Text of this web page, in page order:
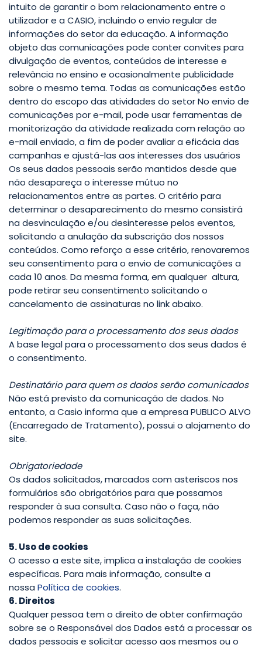
intuito de garantir o bom relacionamento entre o
utilizador e a CASIO, incluindo o envio regular de
informações do setor da educação. A informação
objeto das comunicações pode conter convites para
divulgação de eventos, conteúdos de interesse e
relevância no ensino e ocasionalmente publicidade
sobre o mesmo tema. Todas as comunicações estão
dentro do escopo das atividades do setor No envio de
comunicações por e-mail, pode usar ferramentas de
monitorização da atividade realizada com relação ao
e-mail enviado, a fim de poder avaliar a eficácia das
campanhas e ajustá-las aos interesses dos usuários
Os seus dados pessoais serão mantidos desde que
não desapareça o interesse mútuo no
relacionamentos entre as partes. O critério para
determinar o desaparecimento do mesmo consistirá
na desvinculação e/ou desinteresse pelos eventos,
solicitando a anulação da subscrição dos nossos
conteúdos. Como reforço a esse critério, renovaremos
seu consentimento para o envio de comunicações a
cada 10 anos. Da mesma forma, em qualquer altura,
pode retirar seu consentimento solicitando o
cancelamento de assinaturas no link abaixo.
Legitimação para o processamento dos seus dados
A base legal para o processamento dos seus dados é
o consentimento.
Destinatário para quem os dados serão comunicados
Não está previsto da comunicação de dados. No
entanto, a Casio informa que a empresa PUBLICO ALVO
(Encarregado de Tratamento), possui o alojamento do
site.
Obrigatoriedade
Os dados solicitados, marcados com asteriscos nos
formulários são obrigatórios para que possamos
responder à sua consulta. Caso não o faça, não
podemos responder as suas solicitações.
5. Uso de cookies
O acesso a este site, implica a instalação de cookies
específicas. Para mais informação, consulte a
nossa Política de cookies.
6. Direitos
Qualquer pessoa tem o direito de obter confirmação
sobre se o Responsável dos Dados está a processar os
dados pessoais e solicitar acesso aos mesmos ou o